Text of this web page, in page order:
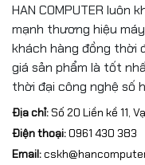
HAN COMPUTER luôn
mạnh thương hiệu
khách hàng đồng thời
giá sản phẩm là tốt
thời đại công nghệ số
Địa chỉ:Số 20 Liền kề 11,
Điện thoại:0961 430 383
Email: